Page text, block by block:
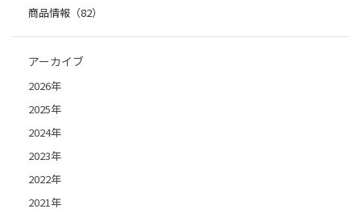
商品情報（82）
アーカイブ
2026年
2025年
2024年
2023年
2022年
2021年